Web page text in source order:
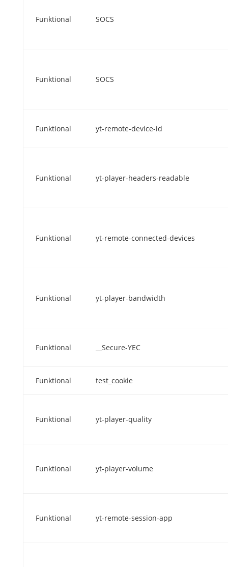
Funktional SOCS
Funktional SOCS
Funktional yt-remote-device-id
Funktional yt-player-headers-readable
Funktional yt-remote-connected-devices
Funktional yt-player-bandwidth
Funktional __Secure-YEC
Funktional test_cookie
Funktional yt-player-quality
Funktional yt-player-volume
Funktional yt-remote-session-app